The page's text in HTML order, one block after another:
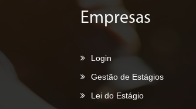
Empresas
Login
Gestão de Estágios
Lei do Estágio